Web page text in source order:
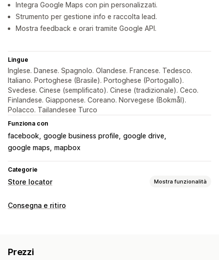
Integra Google Maps con pin personalizzati.
Strumento per gestione info e raccolta lead.
Mostra feedback e orari tramite Google API.
Lingue
Inglese. Danese. Spagnolo. Olandese. Francese. Tedesco.
Italiano. Portoghese (Brasile). Portoghese (Portogallo).
Svedese. Cinese (semplificato). Cinese (tradizionale). Ceco.
Finlandese. Giapponese. Coreano. Norvegese (Bokmål).
Polacco. Tailandesee Turco
Funziona con
facebook google business profile google drive
google maps mapbox
Categorie
Store locator Mostra funzionalità
Opzioni di visualizzazione
Campi personalizzati
Consegna e ritiro
Prezzi